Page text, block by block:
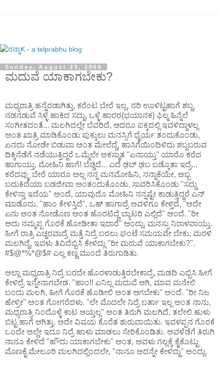
Sunday, August 23, 2009
ಮದುವೆ ಯಾಕಾಗಬೇಕು?
ಮಧ್ಯರಾತ್ರಿ ಹನ್ನೆರಡಾಗಿತ್ತು, ಕರೆಂಟ ಬೇರೆ ಇಲ್ಲ, ನರಿ ಊಳಿಟ್ಟಹಾಗೆ ಶಬ್ದ,
ನಡನಡುವೆ ಸಿಳ್ಳೆ ಹಾಕಿದ ಸದ್ದು, ಒಳ್ಳೆ ಹಾರರ(ಭಯಾನಕ) ಫಿಲ್ಮ ಹಿನ್ನೆಲೆ
ಸಂಗೀತದಂತೆ... ಮಲಗಿದಲ್ಲೇ ಬೆವರಿದೆ, ಆದರೂ ಪಕ್ಕದಲ್ಲಿ ಇವಳಿದ್ದಾಳಲ್ಲ
ಅಂತ ಖಾತ್ರಿ ಮಾಡಿಕೊಂಡು ಪುಕ್ಕುಲು ಮನಸ್ಸಿಗೆ ಧೈರ್ಯ ತಂದುಕೊಂಡು,
ಏನದು ನೋಡೇ ಬಿಡುವಾ ಅಂತ ಮೇಲೆದ್ದೆ, ಹಾಸಿಗೆಯಿಂದಿಳಿದು ಶಬ್ದಬರುವ
ದಿಕ್ಕಿನೆಡೆಗೆ ನಡೆಯುತ್ತಿದ್ದರೆ ಒಮ್ಮೆಲೇ ಅಕಸ್ಮಾತ "ಏನಾಯ್ತು" ಯಾರೊ ಕರೆದ
ಹಾಗಾಯ್ತು, ಮೋಹಿನಿ ಹಾಗೆ! ಬೆಚ್ಚಿದೆ... ಎದೆ ಢಬ್ ಢಬ ಬಡ್ಕೊತಾ ಇದ್ರೆ...
ಕರೆದವ್ಳು ಬೇರೆ ಯಾರೂ ಅಲ್ಲ ನನ್ನ ಮನಮೋಹಿನಿ, ನನ್ನಾಕೆಯೇ, ಅಬ್ಬ
ಬದುಕಿದೆಯಾ ಬಡಜೀವಾ ಅಂತಂದುಕೊಂಡು, ಸಾವರಿಸಿಕೊಂಡು "ಸದ್ದು
ಕೇಳಿಸ್ತಾ ಇದೆಯ" ಅಂದೆ, ಯಾವುದೊ ಮೋಹಿನಿ ನನ್ನಷ್ಟೇ ಕಾಡುತ್ತಿದ್ದರೆ ಎನ್
ಮಾಡೊದು, "ಹಾಂ ಕೇಳಿಸ್ತಿದೆ", ಒಹ್ ಹಾಗಾದ್ರೆ ಅವಳಿಗೂ ಕೇಳ್ತಿದೆ, "ಅದೇ
ಏನು ಅಂತ ನೋಡೊಣ ಅಂತ ಹೊರಟಿದ್ದೆ ಬ್ಯಾಟರಿ ಎಲ್ಲಿದೆ" ಅಂದೆ. "ರೀ
ಅದು ನಮ್ಮಪ್ಪ ಗೊರಕೆ ಹೋಡೀತಾ ಇದಾರೆ" ಅಂದ್ಲು, ಮನಸ್ಸು ನಿರಾಳವಾಯ್ತು.
ಹೀಗೆ ರಾತ್ರಿ ಎಚ್ಚರವಾದ್ರೆ ಮತ್ತೆ ನಿದ್ರೆ ಬರಲು ಘಂಟೆ ಸಮಯವೇ ಬೇಕು, ಮರಳಿ
ಮಲಗಿದ್ದೆ, ಇವಳು ತಿವಿದೆಬ್ಬಿಸಿ ಕೇಳಿದ್ಲು "ರೀ ಮದುವೆ ಯಾಕಾಗಬೇಕು?".
#$@*%*@$# ಎಲ್ಲ ಕಣ್ಣ ಮುಂದೆ ತಿರುಗಾಡಿತು.
ಅಲ್ಲಾ ಮಧ್ಯರಾತ್ರಿ ನಿದ್ರೆ ಬರದೇ ಹೊರಳಾಡುತ್ತಿರಬೇಕಾದ್ರೆ, ಮಡದಿ ಎಬ್ಬಿಸಿ ಹೀಗೆ
ಕೇಳಿದ್ರೆ ಇನ್ನೇನಾಗಬೇಡ. "ಹಾಂ!! ಏನಿಲ್ಲ ಮದುವೆ ಆಗಿ, ಮಾವ ಮನೇಲಿ
ಬಂದು ಮಲಗಿ, ಹೀಗೆ ಗೊರಕೆ ಹೊಡೀಲಿ ಅಂತ ಆಗಬೇಕು" ಅಂದೆ. "ರೀ ನಿಜ
ಹೇಳ್ರೀ" ಅಂತ ಗೋಗರೆದಳು. "ಲೇ ಮೊದಲೇ ನಿದ್ರೆ ಬರ್ತಾ ಇಲ್ಲ ಅಂತ ನಾನು,
ಮಧ್ಯರಾತ್ರಿ ನಿಂದೊಳ್ಳೆ ಕಾಟ ಆಯ್ತಲ್ಲ" ಅಂತ ತಿರುಗಿ ಮಲಗಿದೆ, ತಲೇಲಿ ಹುಳು
ಬಿಟ್ಟ ಹಾಗೆ ಆಗಿತ್ತು, ಅದೇ ವಿಷಯ ಕೊರೆತ ಶುರುವಾಯಿತು. ಇವಳಪ್ಪನ ಗೊರಕೆ
ಒಂದೇ ಅಲ್ದೇ ಇದೂ ನಿದ್ರೆ ಹಾಳು ಮಾಡಲು ಸೇರಿಕೊಂಡಿತು. ಅವಳೆಡೆಗೆ ತಿರುಗಿ
ನಾನೂ ಕೇಳಿದೆ "ಹೌದು ಯಾಕಾಗಬೇಕು" ಅಂತ, ಅವಳು ಗಲ್ಲಕ್ಕೆ ಕೈಕೊಟ್ಟು
ಮೊಣಕೈ ಮೇಲೂರಿ ಮಲಗಿದಲ್ಲಿಂದಲೇ, "ನಾನೂ ಅದನ್ನೇ ಕೇಳಿದ್ದು" ಅಂದ್ಲು.